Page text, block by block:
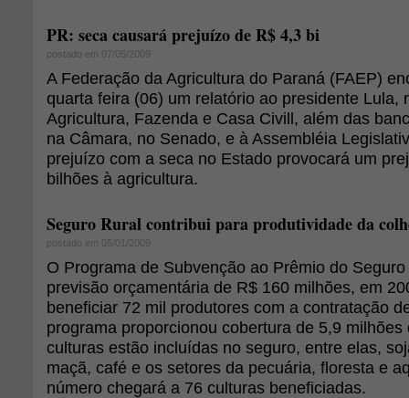
PR: seca causará prejuízo de R$ 4,3 bi
postado em 07/05/2009
A Federação da Agricultura do Paraná (FAEP)
quarta feira (06) um relatório ao presidente Lula,
Agricultura, Fazenda e Casa Civill, além das
na Câmara, no Senado, e à Assembléia
prejuízo com a seca no Estado provocará um
bilhões à agricultura.
Seguro Rural contribui para produtividade da
postado em 05/01/2009
O Programa de Subvenção ao Prêmio do
previsão orçamentária de R$ 160 milhões, em
beneficiar 72 mil produtores com a contratação
programa proporcionou cobertura de 5,9
culturas estão incluídas no seguro, entre elas,
maçã, café e os setores da pecuária, floresta e
número chegará a 76 culturas beneficiadas.